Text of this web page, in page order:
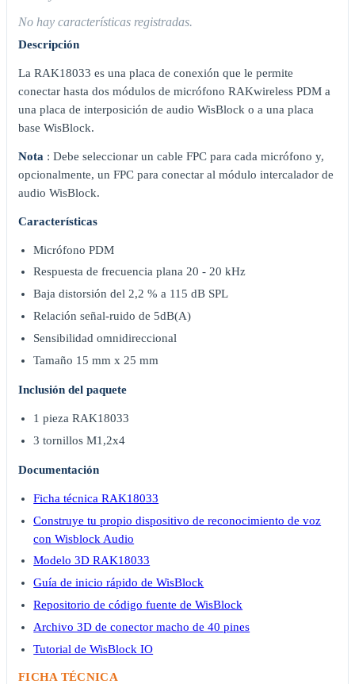
No hay características registradas.
Descripción
La RAK18033 es una placa de conexión que le permite
conectar hasta dos módulos de micrófono RAKwireless PDM a
una placa de interposición de audio WisBlock o a una placa
base WisBlock.
Nota : Debe seleccionar un cable FPC para cada micrófono y,
opcionalmente, un FPC para conectar al módulo intercalador de
audio WisBlock.
Características
Micrófono PDM
Respuesta de frecuencia plana 20 - 20 kHz
Baja distorsión del 2,2 % a 115 dB SPL
Relación señal-ruido de 5dB(A)
Sensibilidad omnidireccional
Tamaño 15 mm x 25 mm
Inclusión del paquete
1 pieza RAK18033
3 tornillos M1,2x4
Documentación
Ficha técnica RAK18033
Construye tu propio dispositivo de reconocimiento de voz
con Wisblock Audio
Modelo 3D RAK18033
Guía de inicio rápido de WisBlock
Repositorio de código fuente de WisBlock
Archivo 3D de conector macho de 40 pines
Tutorial de WisBlock IO
FICHA TÉCNICA